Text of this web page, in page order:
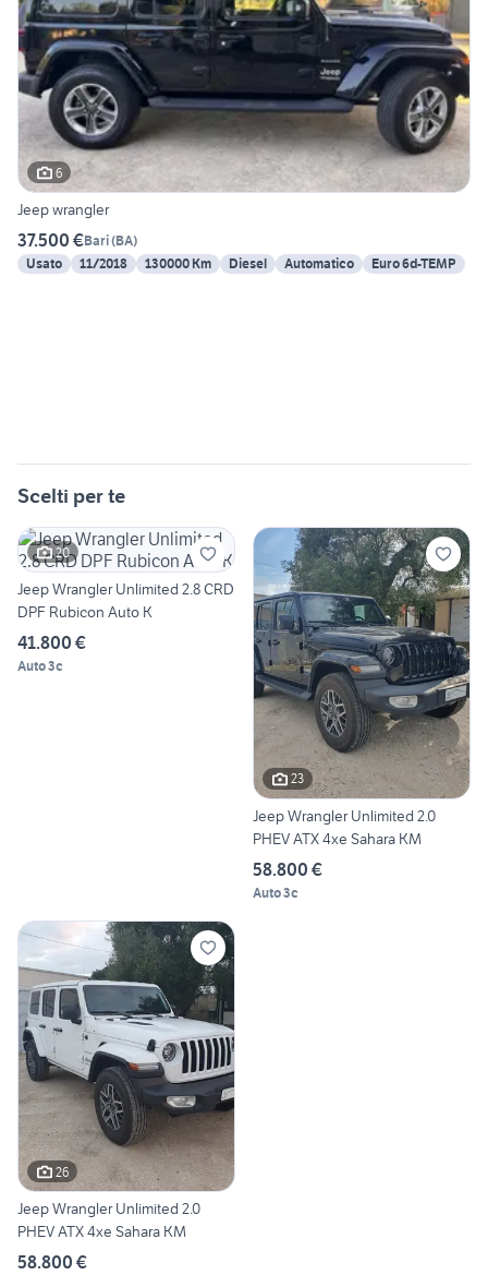
6
Jeep wrangler
37.500 €Bari(BA)
Usato
11/2018 130000 Km Diesel Automatico Euro 6d-TEMP
Scelti per te
20
Jeep Wrangler Unlimited 2.8 CRD
DPF Rubicon Auto K
41.800 €
Auto 3c
23
Jeep Wrangler Unlimited 2.0
PHEV ATX 4xe Sahara KM
58.800 €
Auto 3c
26
Jeep Wrangler Unlimited 2.0
PHEV ATX 4xe Sahara KM
58.800 €